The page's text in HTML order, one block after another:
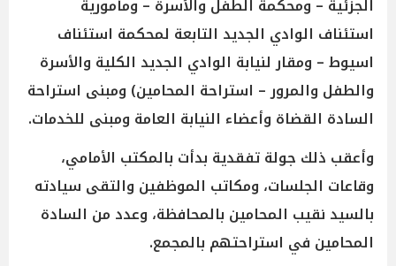
الجزئية – ومحكمة الطفل والأسرة – ومأمورية
استئناف الوادي الجديد التابعة لمحكمة استئناف
اسيوط – ومقار لنيابة الوادي الجديد الكلية والأسرة
والطفل والمرور – استراحة المحامين) ومبنى استراحة
السادة القضاة وأعضاء النيابة العامة ومبنى للخدمات.
وأعقب ذلك جولة تفقدية بدأت بالمكتب الأمامي،
وقاعات الجلسات، ومكاتب الموظفين والتقى سيادته
بالسيد نقيب المحامين بالمحافظة، وعدد من السادة
المحامين في استراحتهم بالمجمع.